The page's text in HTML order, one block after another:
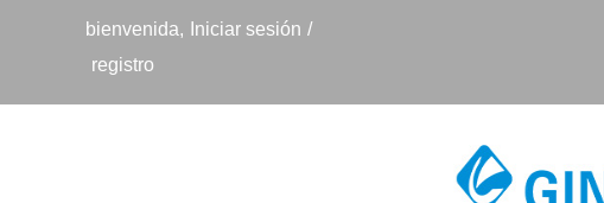
bienvenida, Iniciar sesión /
registro